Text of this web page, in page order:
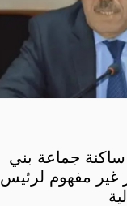
جماعة بني
غير مفهوم لرئيس